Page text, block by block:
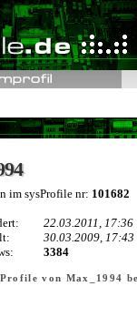
im sysProfile nr: 101682
22.03.2011, 17:36
30.03.2009, 17:43
3384
von Max_1994